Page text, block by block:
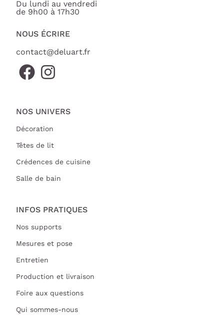
Du lundi au vendredi
de 9h00 à 17h30
NOUS ÉCRIRE
contact@deluart.fr
NOS UNIVERS
Décoration
Têtes de lit
Crédences de cuisine
Salle de bain
INFOS PRATIQUES
Nos supports
Mesures et pose
Entretien
Production et livraison
Foire aux questions
Qui sommes-nous